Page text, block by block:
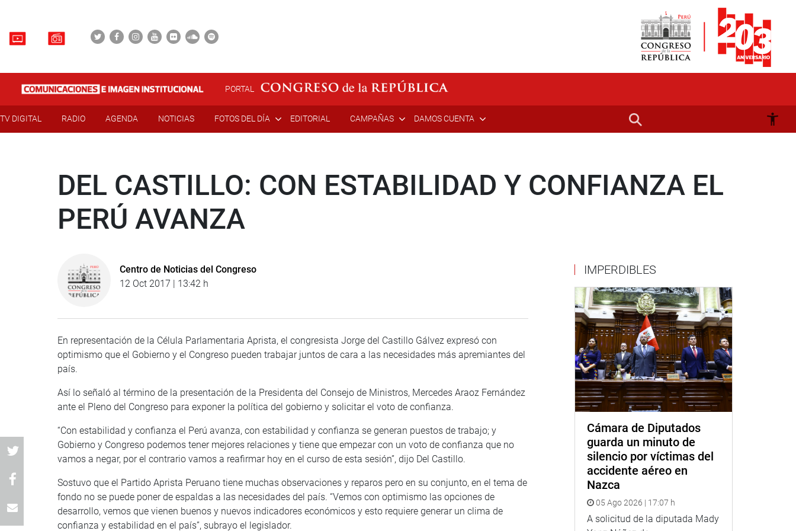
PORTAL
TV DIGITAL RADIO AGENDA NOTICIAS FOTOS DEL DÍA EDITORIAL CAMPAÑAS DAMOS CUENTA
DEL CASTILLO: CON ESTABILIDAD Y CONFIANZA EL
PERÚ AVANZA
Centro de Noticias del Congreso
12 Oct 2017 | 13:42 h
En representación de la Célula Parlamentaria Aprista, el congresista Jorge del Castillo Gálvez expresó con
optimismo que el Gobierno y el Congreso pueden trabajar juntos de cara a las necesidades más apremiantes del
país.
Así lo señaló al término de la presentación de la Presidenta del Consejo de Ministros, Mercedes Araoz Fernández
ante el Pleno del Congreso para exponer la política del gobierno y solicitar el voto de confianza.
“Con estabilidad y confianza el Perú avanza, con estabilidad y confianza se generan puestos de trabajo; y
Gobierno y Congreso podemos tener mejores relaciones y tiene que empezar con un voto de confianza que no
vamos a negar, por el contrario vamos a reafirmar hoy en el curso de esta sesión”, dijo Del Castillo.
Sostuvo que el Partido Aprista Peruano tiene muchas observaciones y reparos pero en su conjunto, en el tema de
fondo no se puede poner de espaldas a las necesidades del país. “Vemos con optimismo las opciones de
desarrollo, vemos que vienen buenos y nuevos indicadores económicos y esto requiere generar un clima de
confianza y estabilidad en el país”, subrayo el legislador.
IMPERDIBLES
Cámara de Diputados
guarda un minuto de
silencio por víctimas del
accidente aéreo en
Nazca
05 Ago 2026 | 17:07 h
A solicitud de la diputada Mady